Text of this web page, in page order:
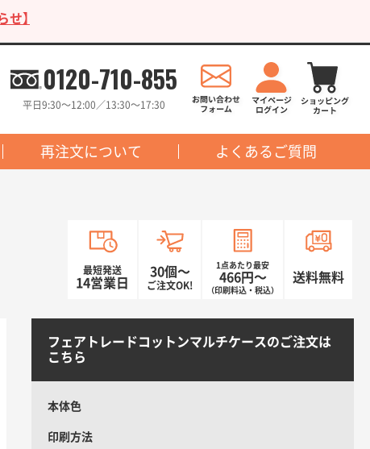
】
0120-710-855
平日9:30〜12:00／13:30〜17:30
再注文について よくあるご質問
最短発送
14営業日
30個〜
ご注文OK!
1点あたり最安
466円〜
（印刷料込・税込）
送料無料
フェアトレードコットンマルチケースのご注文は
こちら
本体色
印刷方法